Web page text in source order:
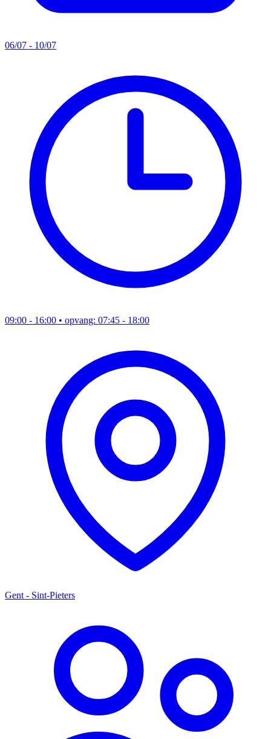
06/07 - 10/07
09:00 - 16:00 • opvang: 07:45 - 18:00
Gent - Sint-Pieters